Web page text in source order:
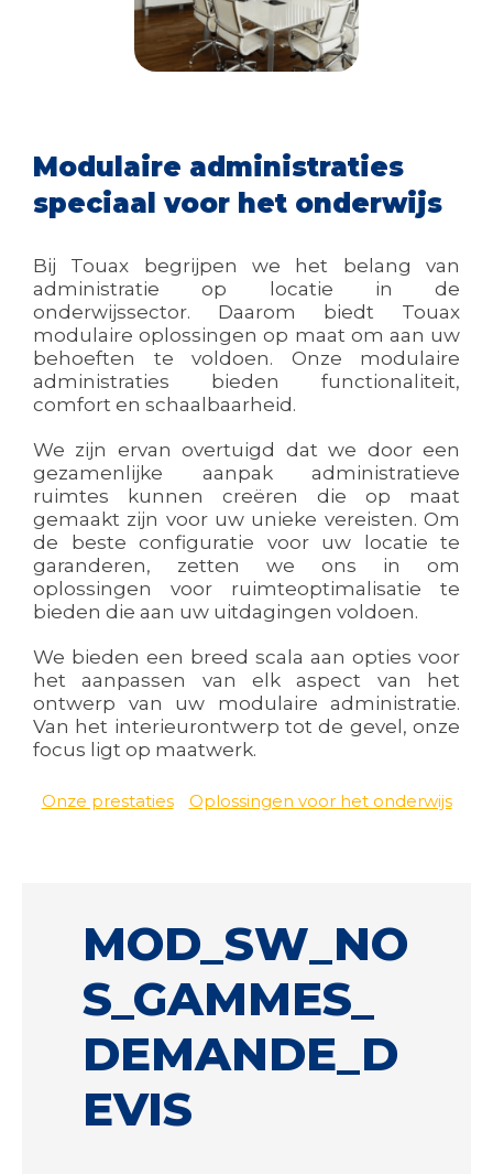
Modulaire administraties
speciaal voor het onderwijs
Bij Touax begrijpen we het belang van
administratie op locatie in de
onderwijssector. Daarom biedt Touax
modulaire oplossingen op maat om aan uw
behoeften te voldoen. Onze modulaire
administraties bieden functionaliteit,
comfort en schaalbaarheid.
We zijn ervan overtuigd dat we door een
gezamenlijke aanpak administratieve
ruimtes kunnen creëren die op maat
gemaakt zijn voor uw unieke vereisten. Om
de beste configuratie voor uw locatie te
garanderen, zetten we ons in om
oplossingen voor ruimteoptimalisatie te
bieden die aan uw uitdagingen voldoen.
We bieden een breed scala aan opties voor
het aanpassen van elk aspect van het
ontwerp van uw modulaire administratie.
Van het interieurontwerp tot de gevel, onze
focus ligt op maatwerk.
Onze prestaties Oplossingen voor het onderwijs
MOD_SW_NO
S_GAMMES_
DEMANDE_D
EVIS